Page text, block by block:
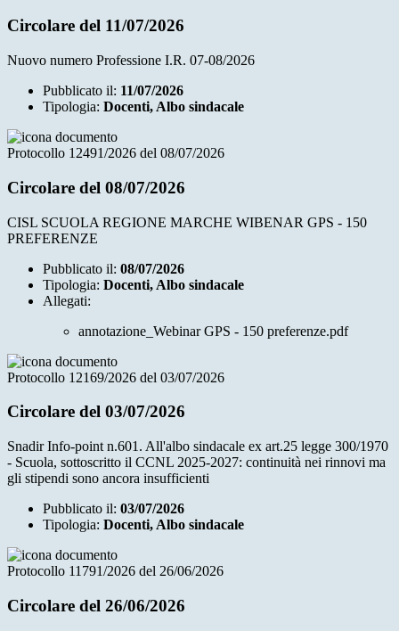
Circolare del 11/07/2026
Nuovo numero Professione I.R. 07-08/2026
Pubblicato il: 11/07/2026
Tipologia: Docenti, Albo sindacale
Protocollo 12491/2026 del 08/07/2026
Circolare del 08/07/2026
CISL SCUOLA REGIONE MARCHE WIBENAR GPS - 150
PREFERENZE
Pubblicato il: 08/07/2026
Tipologia: Docenti, Albo sindacale
Allegati:
annotazione_Webinar GPS - 150 preferenze.pdf
Protocollo 12169/2026 del 03/07/2026
Circolare del 03/07/2026
Snadir Info-point n.601. All'albo sindacale ex art.25 legge 300/1970
- Scuola, sottoscritto il CCNL 2025-2027: continuità nei rinnovi ma
gli stipendi sono ancora insufficienti
Pubblicato il: 03/07/2026
Tipologia: Docenti, Albo sindacale
Protocollo 11791/2026 del 26/06/2026
Circolare del 26/06/2026